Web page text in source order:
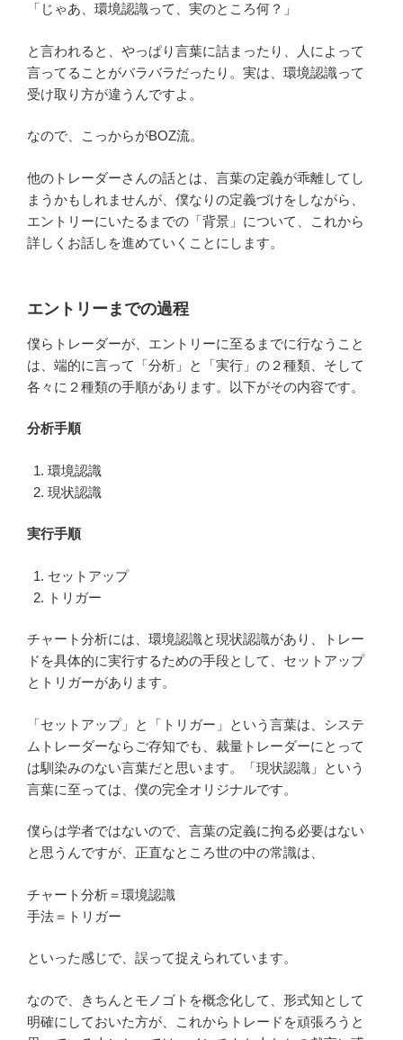
「じゃあ、環境認識って、実のところ何？」
と言われると、やっぱり言葉に詰まったり、人によって
言ってることがバラバラだったり。実は、環境認識って
受け取り方が違うんですよ。
なので、こっからがBOZ流。
他のトレーダーさんの話とは、言葉の定義が乖離してし
まうかもしれませんが、僕なりの定義づけをしながら、
エントリーにいたるまでの「背景」について、これから
詳しくお話しを進めていくことにします。
エントリーまでの過程
僕らトレーダーが、エントリーに至るまでに行なうこと
は、端的に言って「分析」と「実行」の２種類、そして
各々に２種類の手順があります。以下がその内容です。
分析手順
環境認識
現状認識
実行手順
セットアップ
トリガー
チャート分析には、環境認識と現状認識があり、トレー
ドを具体的に実行するための手段として、セットアップ
とトリガーがあります。
「セットアップ」と「トリガー」という言葉は、システ
ムトレーダーならご存知でも、裁量トレーダーにとって
は馴染みのない言葉だと思います。「現状認識」という
言葉に至っては、僕の完全オリジナルです。
僕らは学者ではないので、言葉の定義に拘る必要はない
と思うんですが、正直なところ世の中の常識は、
チャート分析＝環境認識
手法＝トリガー
といった感じで、誤って捉えられています。
なので、きちんとモノゴトを概念化して、形式知として
明確にしておいた方が、これからトレードを頑張ろうと